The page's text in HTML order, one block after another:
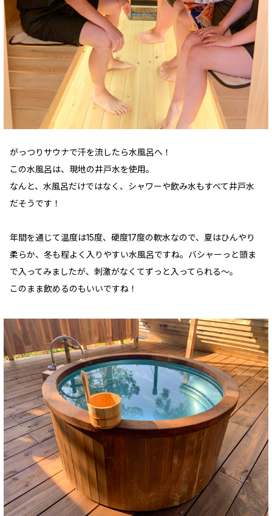
がっつりサウナで汗を流したら水風呂へ！
この水風呂は、現地の井戸水を使用。
なんと、水風呂だけではなく、シャワーや飲み水もすべて井戸水
だそうです！
年間を通じて温度は15度、硬度17度の軟水なので、夏はひんやり
柔らか、冬も程よく入りやすい水風呂ですね。バシャーっと頭ま
で入ってみましたが、刺激がなくてずっと入ってられる〜。
このまま飲めるのもいいですね！